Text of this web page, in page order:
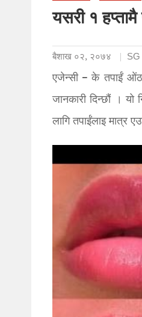
यसरी १
बैशाख ०२, २०७४
एजेन्सी – के तपाईं ओंठ
जानकारी दिन्छौं ।
लागि तपाईंलाइ मात्र